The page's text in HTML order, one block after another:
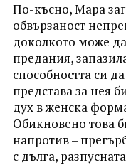
По-късно, Мара
обвързаност
доколкото може
предания,
способността си
представа за нея
дух в женска
Обикновено това
напротив –
с дълга,